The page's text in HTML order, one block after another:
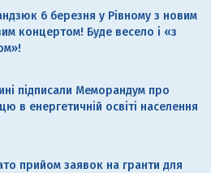
6 березня у Рівному з новим
концертом! Буде весело і «з
підписали Меморандум про
в енергетичній освіті населення
прийом заявок на гранти для